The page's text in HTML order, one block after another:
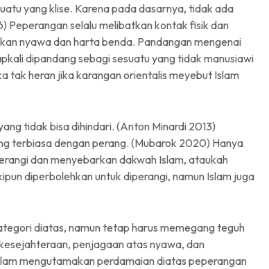
yang klise. Karena pada dasarnya, tidak ada
Peperangan selalu melibatkan kontak fisik dan
nyawa dan harta benda. Pandangan mengenai
dipandang sebagi sesuatu yang tidak manusiawi
tak heran jika karangan orientalis meyebut Islam
tidak bisa dihindari. (Anton Minardi 2013)
terbiasa dengan perang. (Mubarok 2020) Hanya
dan menyebarkan dakwah Islam, ataukah
diperbolehkan untuk diperangi, namun Islam juga
diatas, namun tetap harus memegang teguh
penjagaan atas nyawa, dan
mengutamakan perdamaian diatas peperangan